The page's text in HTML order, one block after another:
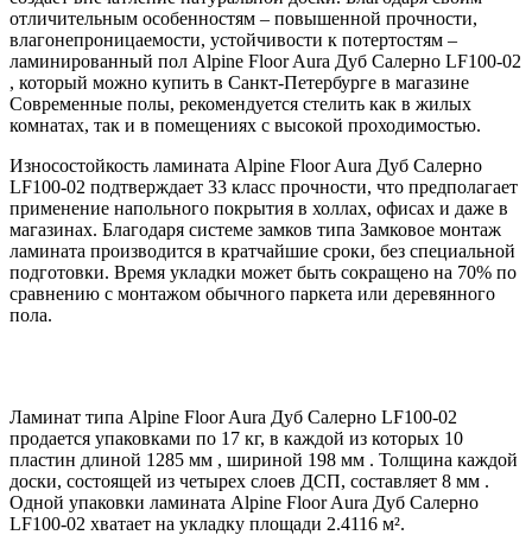
отличительным особенностям – повышенной прочности,
влагонепроницаемости, устойчивости к потертостям –
ламинированный пол Alpine Floor Aura Дуб Салерно LF100-02
, который можно купить в Санкт-Петербурге в магазине
Современные полы, рекомендуется стелить как в жилых
комнатах, так и в помещениях с высокой проходимостью.
Износостойкость ламината Alpine Floor Aura Дуб Салерно
LF100-02 подтверждает 33 класс прочности, что предполагает
применение напольного покрытия в холлах, офисах и даже в
магазинах. Благодаря системе замков типа Замковое монтаж
ламината производится в кратчайшие сроки, без специальной
подготовки. Время укладки может быть сокращено на 70% по
сравнению с монтажом обычного паркета или деревянного
пола.
Ламинат типа Alpine Floor Aura Дуб Салерно LF100-02
продается упаковками по 17 кг, в каждой из которых 10
пластин длиной 1285 мм , шириной 198 мм . Толщина каждой
доски, состоящей из четырех слоев ДСП, составляет 8 мм .
Одной упаковки ламината Alpine Floor Aura Дуб Салерно
LF100-02 хватает на укладку площади 2.4116 м².